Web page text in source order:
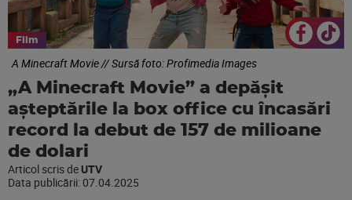
Film
A Minecraft Movie // Sursă foto: Profimedia Images
„A Minecraft Movie” a depăşit
aşteptările la box office cu încasări
record la debut de 157 de milioane
de dolari
Articol scris de UTV
Data publicării: 07.04.2025